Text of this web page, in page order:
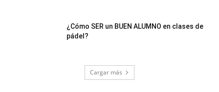
¿Cómo SER un BUEN ALUMNO en clases de
pádel?
Cargar más